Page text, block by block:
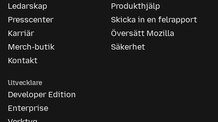
Ledarskap
Presscenter
Karriär
Merch-butik
Kontakt
Produkthjälp
Skicka in en felrapport
Översätt Mozilla
Säkerhet
Utvecklare
Developer Edition
Enterprise